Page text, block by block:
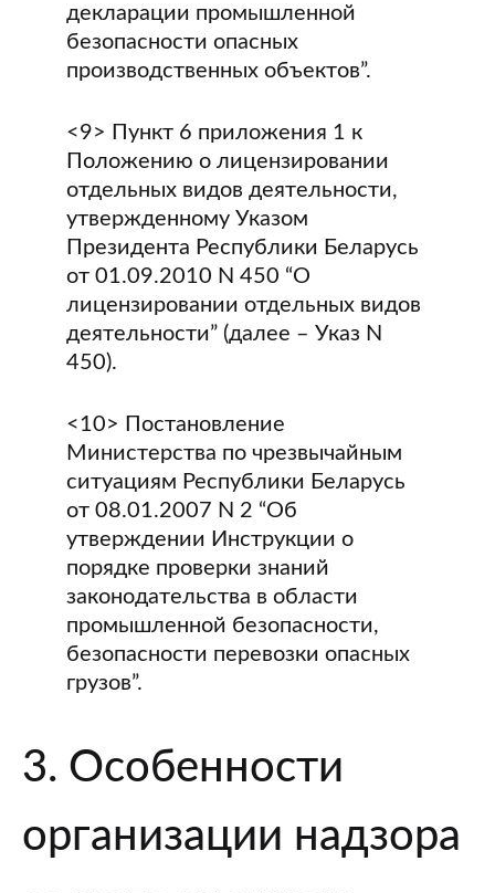
декларации промышленной
безопасности опасных
производственных объектов”.
<9> Пункт 6 приложения 1 к
Положению о лицензировании
отдельных видов деятельности,
утвержденному Указом
Президента Республики Беларусь
от 01.09.2010 N 450 “О
лицензировании отдельных видов
деятельности” (далее – Указ N
450).
<10> Постановление
Министерства по чрезвычайным
ситуациям Республики Беларусь
от 08.01.2007 N 2 “Об
утверждении Инструкции о
порядке проверки знаний
законодательства в области
промышленной безопасности,
безопасности перевозки опасных
грузов”.
3. Особенности
организации надзора